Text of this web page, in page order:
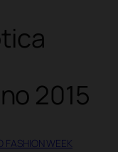
2015
FASHION WEEK